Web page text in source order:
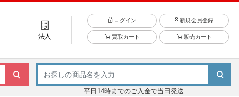
法人
ログイン 新規会員登録
買取カート 販売カート
平日14時までのご入金で当日発送